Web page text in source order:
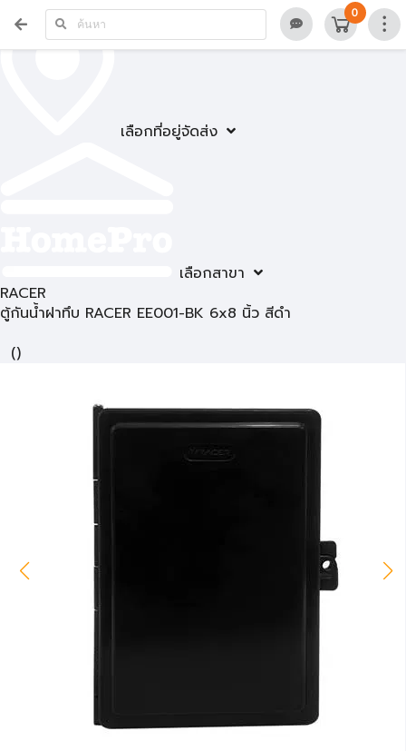
เลือกที่อยู่จัดส่ง
เลือกสาขา
0
RACER
ตู้กันน้ำฝาทึบ RACER EE001-BK 6x8 นิ้ว สีดำ
()